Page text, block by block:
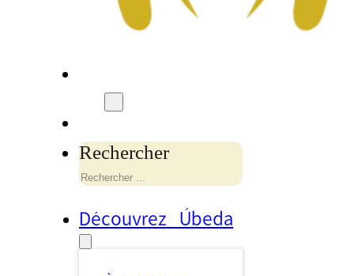
Rechercher
Découvrez Úbeda